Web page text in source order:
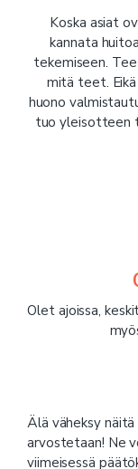
Koska asiat
kannata
tekemiseen.
mitä teet. Eikä
huono
tuo yleisotteen
Olet ajoissa,
Älä väheksy
arvostetaan! Ne
viimeisessä